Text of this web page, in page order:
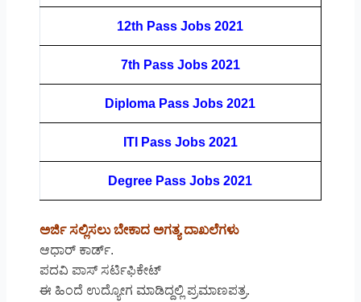
12th Pass Jobs 2021
7th Pass Jobs 2021
Diploma Pass Jobs 2021
ITI Pass Jobs 2021
Degree Pass Jobs 2021
ಅರ್ಜಿ ಸಲ್ಲಿಸಲು ಬೇಕಾದ ಅಗತ್ಯ ದಾಖಲೆಗಳು
ಆಧಾರ್ ಕಾರ್ಡ್‌.
ಪದವಿ ಪಾಸ್ ಸರ್ಟಿಫಿಕೇಟ್‌
ಈ ಹಿಂದೆ ಉದ್ಯೋಗ ಮಾಡಿದ್ದಲ್ಲಿ ಪ್ರಮಾಣಪತ್ರ.